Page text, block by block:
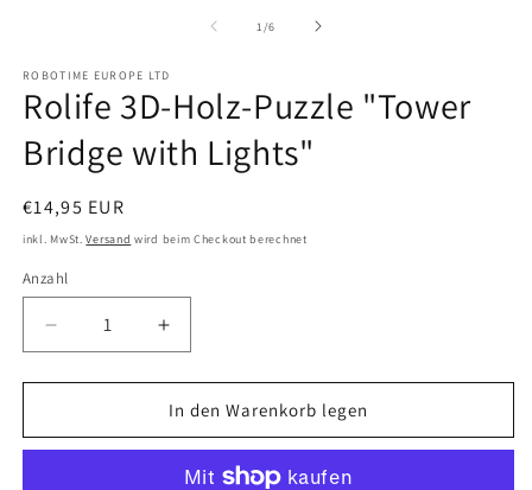
1 /von
6
ROBOTIME EUROPE LTD
Rolife 3D-Holz-Puzzle "Tower
Bridge with Lights"
Normaler
Preis
€14,95 EUR
inkl. MwSt.Versand wird beim Checkout berechnet
Anzahl
Verringere
die
Menge
Rolife
Erhöhe
die
Menge
für
Rolife
Holz-
In den Warenkorb legen